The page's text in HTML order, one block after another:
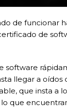
de funcionar
de
software
llegar a oídos
que insta a
que